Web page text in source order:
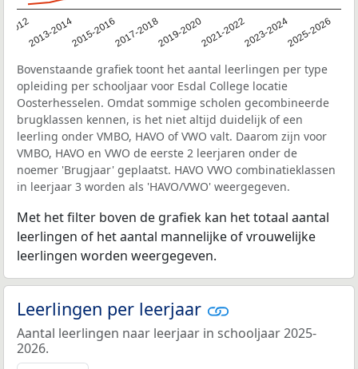
20122013-20142015-20162017-20182019-20202021-20222023-20242025-2026
Bovenstaande grafiek toont het aantal leerlingen per type
opleiding per schooljaar voor Esdal College locatie
Oosterhesselen. Omdat sommige scholen gecombineerde
brugklassen kennen, is het niet altijd duidelijk of een
leerling onder VMBO, HAVO of VWO valt. Daarom zijn voor
VMBO, HAVO en VWO de eerste 2 leerjaren onder de
noemer 'Brugjaar' geplaatst. HAVO VWO combinatieklassen
in leerjaar 3 worden als 'HAVO/VWO' weergegeven.
Met het filter boven de grafiek kan het totaal aantal
leerlingen of het aantal mannelijke of vrouwelijke
leerlingen worden weergegeven.
Leerlingen per leerjaar
Aantal leerlingen naar leerjaar in schooljaar 2025-
2026.